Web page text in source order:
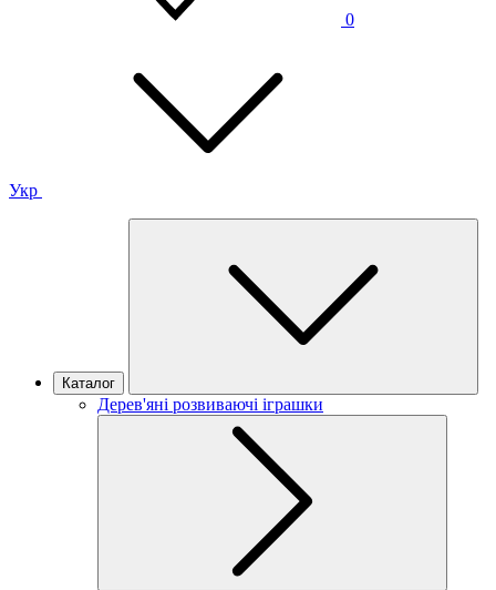
0
Укр
Каталог
Дерев'яні розвиваючі іграшки